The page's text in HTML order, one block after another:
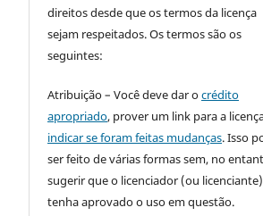
direitos desde que os termos da licença
sejam respeitados. Os termos são os
seguintes:
Atribuição – Você deve dar ocrédito
apropriado, prover um link para a
indicar se foram feitas mudanças. Isso
ser feito de várias formas sem, no
sugerir que o licenciador (ou licenciante)
tenha aprovado o uso em questão.